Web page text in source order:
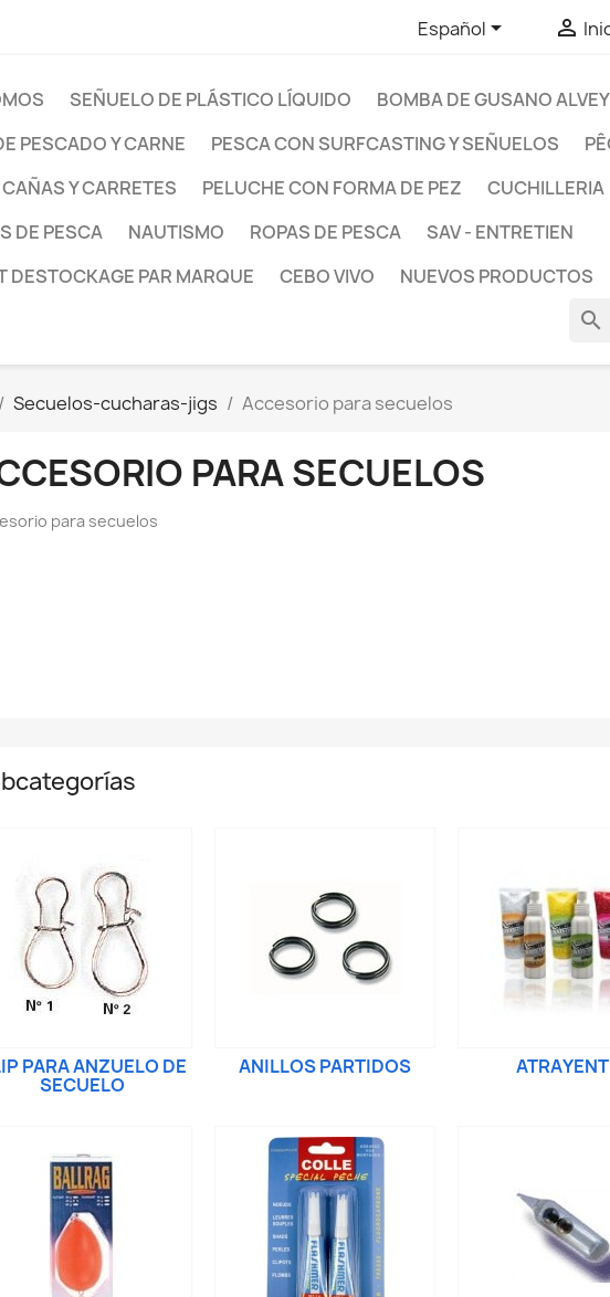
Español 
SEÑUELO DE PLÁSTICO LÍQUIDO
BOMBA DE GUSANO ALVEY
PESCADO Y CARNE
PESCA CON SURFCASTING Y SEÑUELOS
CAÑAS Y CARRETES
PELUCHE CON FORMA DE PEZ
CUCHILLERIA
DE PESCA
NAUTISMO ROPAS DE PESCA
SAV - ENTRETIEN
DESTOCKAGE PAR MARQUE
CEBO VIVO NUEVOS PRODUCTOS
search
Seсuelos-cucharas-jigs Accesorio para seсuelos
PARA SEСUELOS
para seсuelos
PARA ANZUELO DE
SEСUELO
ANILLOS PARTIDOS